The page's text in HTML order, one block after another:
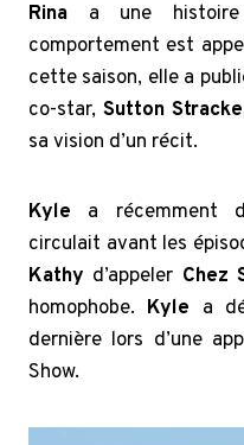
Rina a une
comportement est
cette saison, elle a
co-star,Sutton
sa vision d’un récit.
Kyle a récemment
circulait avant les
Kathy d’appeler Chez
homophobe. Kyle a
dernière lors d’une
Show.